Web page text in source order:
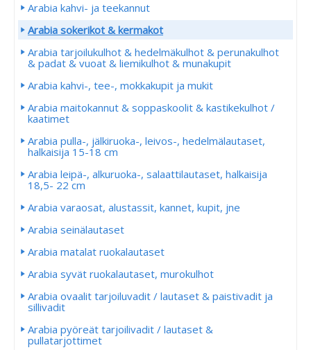
Arabia kahvi- ja teekannut
Arabia sokerikot & kermakot
Arabia tarjoilukulhot & hedelmäkulhot & perunakulhot
& padat & vuoat & liemikulhot & munakupit
Arabia kahvi-, tee-, mokkakupit ja mukit
Arabia maitokannut & soppaskoolit & kastikekulhot /
kaatimet
Arabia pulla-, jälkiruoka-, leivos-, hedelmälautaset,
halkaisija 15-18 cm
Arabia leipä-, alkuruoka-, salaattilautaset, halkaisija
18,5- 22 cm
Arabia varaosat, alustassit, kannet, kupit, jne
Arabia seinälautaset
Arabia matalat ruokalautaset
Arabia syvät ruokalautaset, murokulhot
Arabia ovaalit tarjoiluvadit / lautaset & paistivadit ja
sillivadit
Arabia pyöreät tarjoilivadit / lautaset &
pullatarjottimet